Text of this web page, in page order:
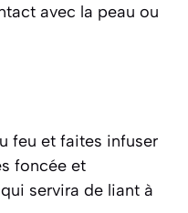
avec la peau ou
feu et faites infuser
foncée et
servira de liant à